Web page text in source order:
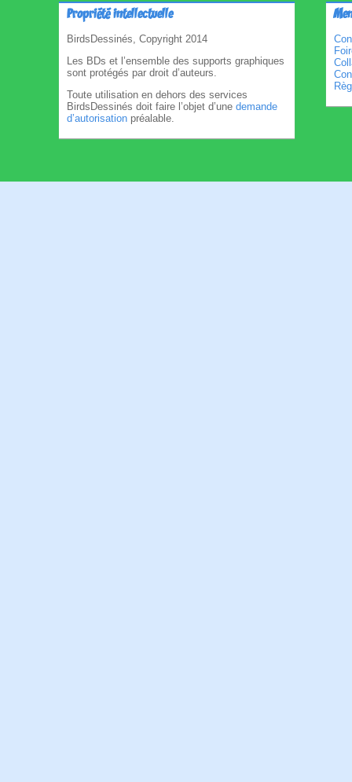
Propriété intellectuelle
BirdsDessinés, Copyright 2014
Les BDs et l’ensemble des supports graphiques
sont protégés par droit d’auteurs.
Toute utilisation en dehors des services
BirdsDessinés doit faire l’objet d’une demande
d’autorisation préalable.